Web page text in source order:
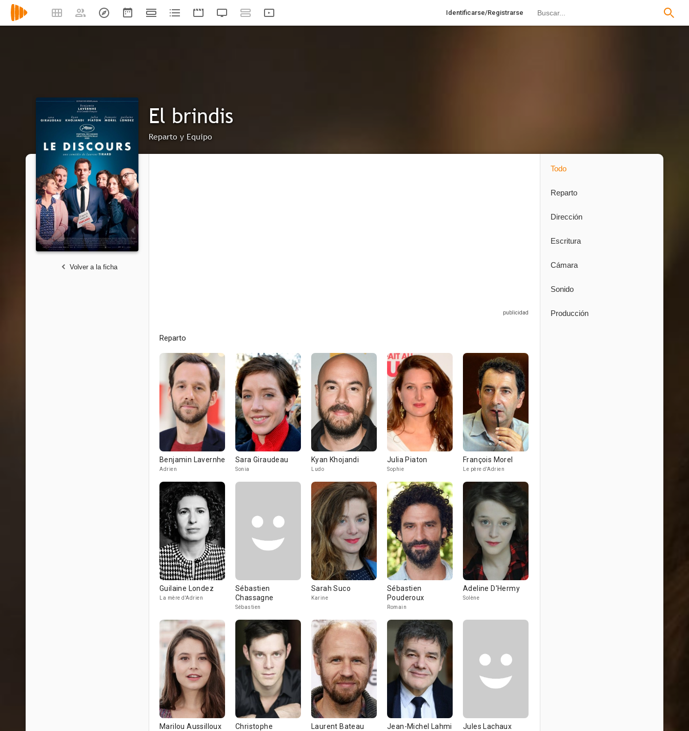
Identificarse/Registrarse
El brindis
Reparto y Equipo
Volver a la ficha
Reparto
Benjamin Lavernhe
Adrien
Sara Giraudeau
Sonia
Kyan Khojandi
Ludo
Julia Piaton
Sophie
François Morel
Le père d'Adrien
Guilaine Londez
La mère d'Adrien
Sébastien
Chassagne
Sébastien
Sarah Suco
Karine
Sébastien
Pouderoux
Romain
Adeline D'Hermy
Solène
Marilou Aussilloux
Christophe
Laurent Bateau Jean-Michel Lahmi Jules Lachaux
Todo
Reparto
Dirección
Escritura
Cámara
Sonido
Producción